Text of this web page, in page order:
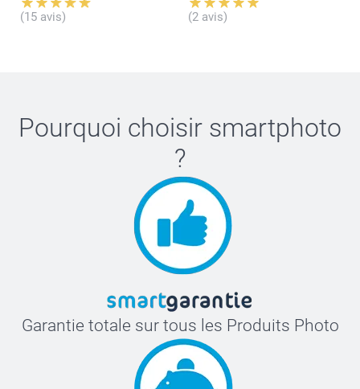
(15 avis) (2 avis)
Pourquoi choisir smartphoto
?
Garantie totale sur tous les Produits Photo